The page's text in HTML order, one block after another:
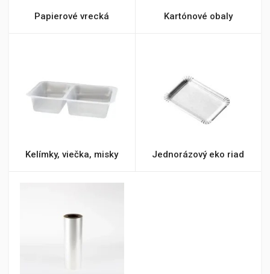
Papierové vrecká Kartónové obaly
Kelímky, viečka, misky Jednorázový eko riad